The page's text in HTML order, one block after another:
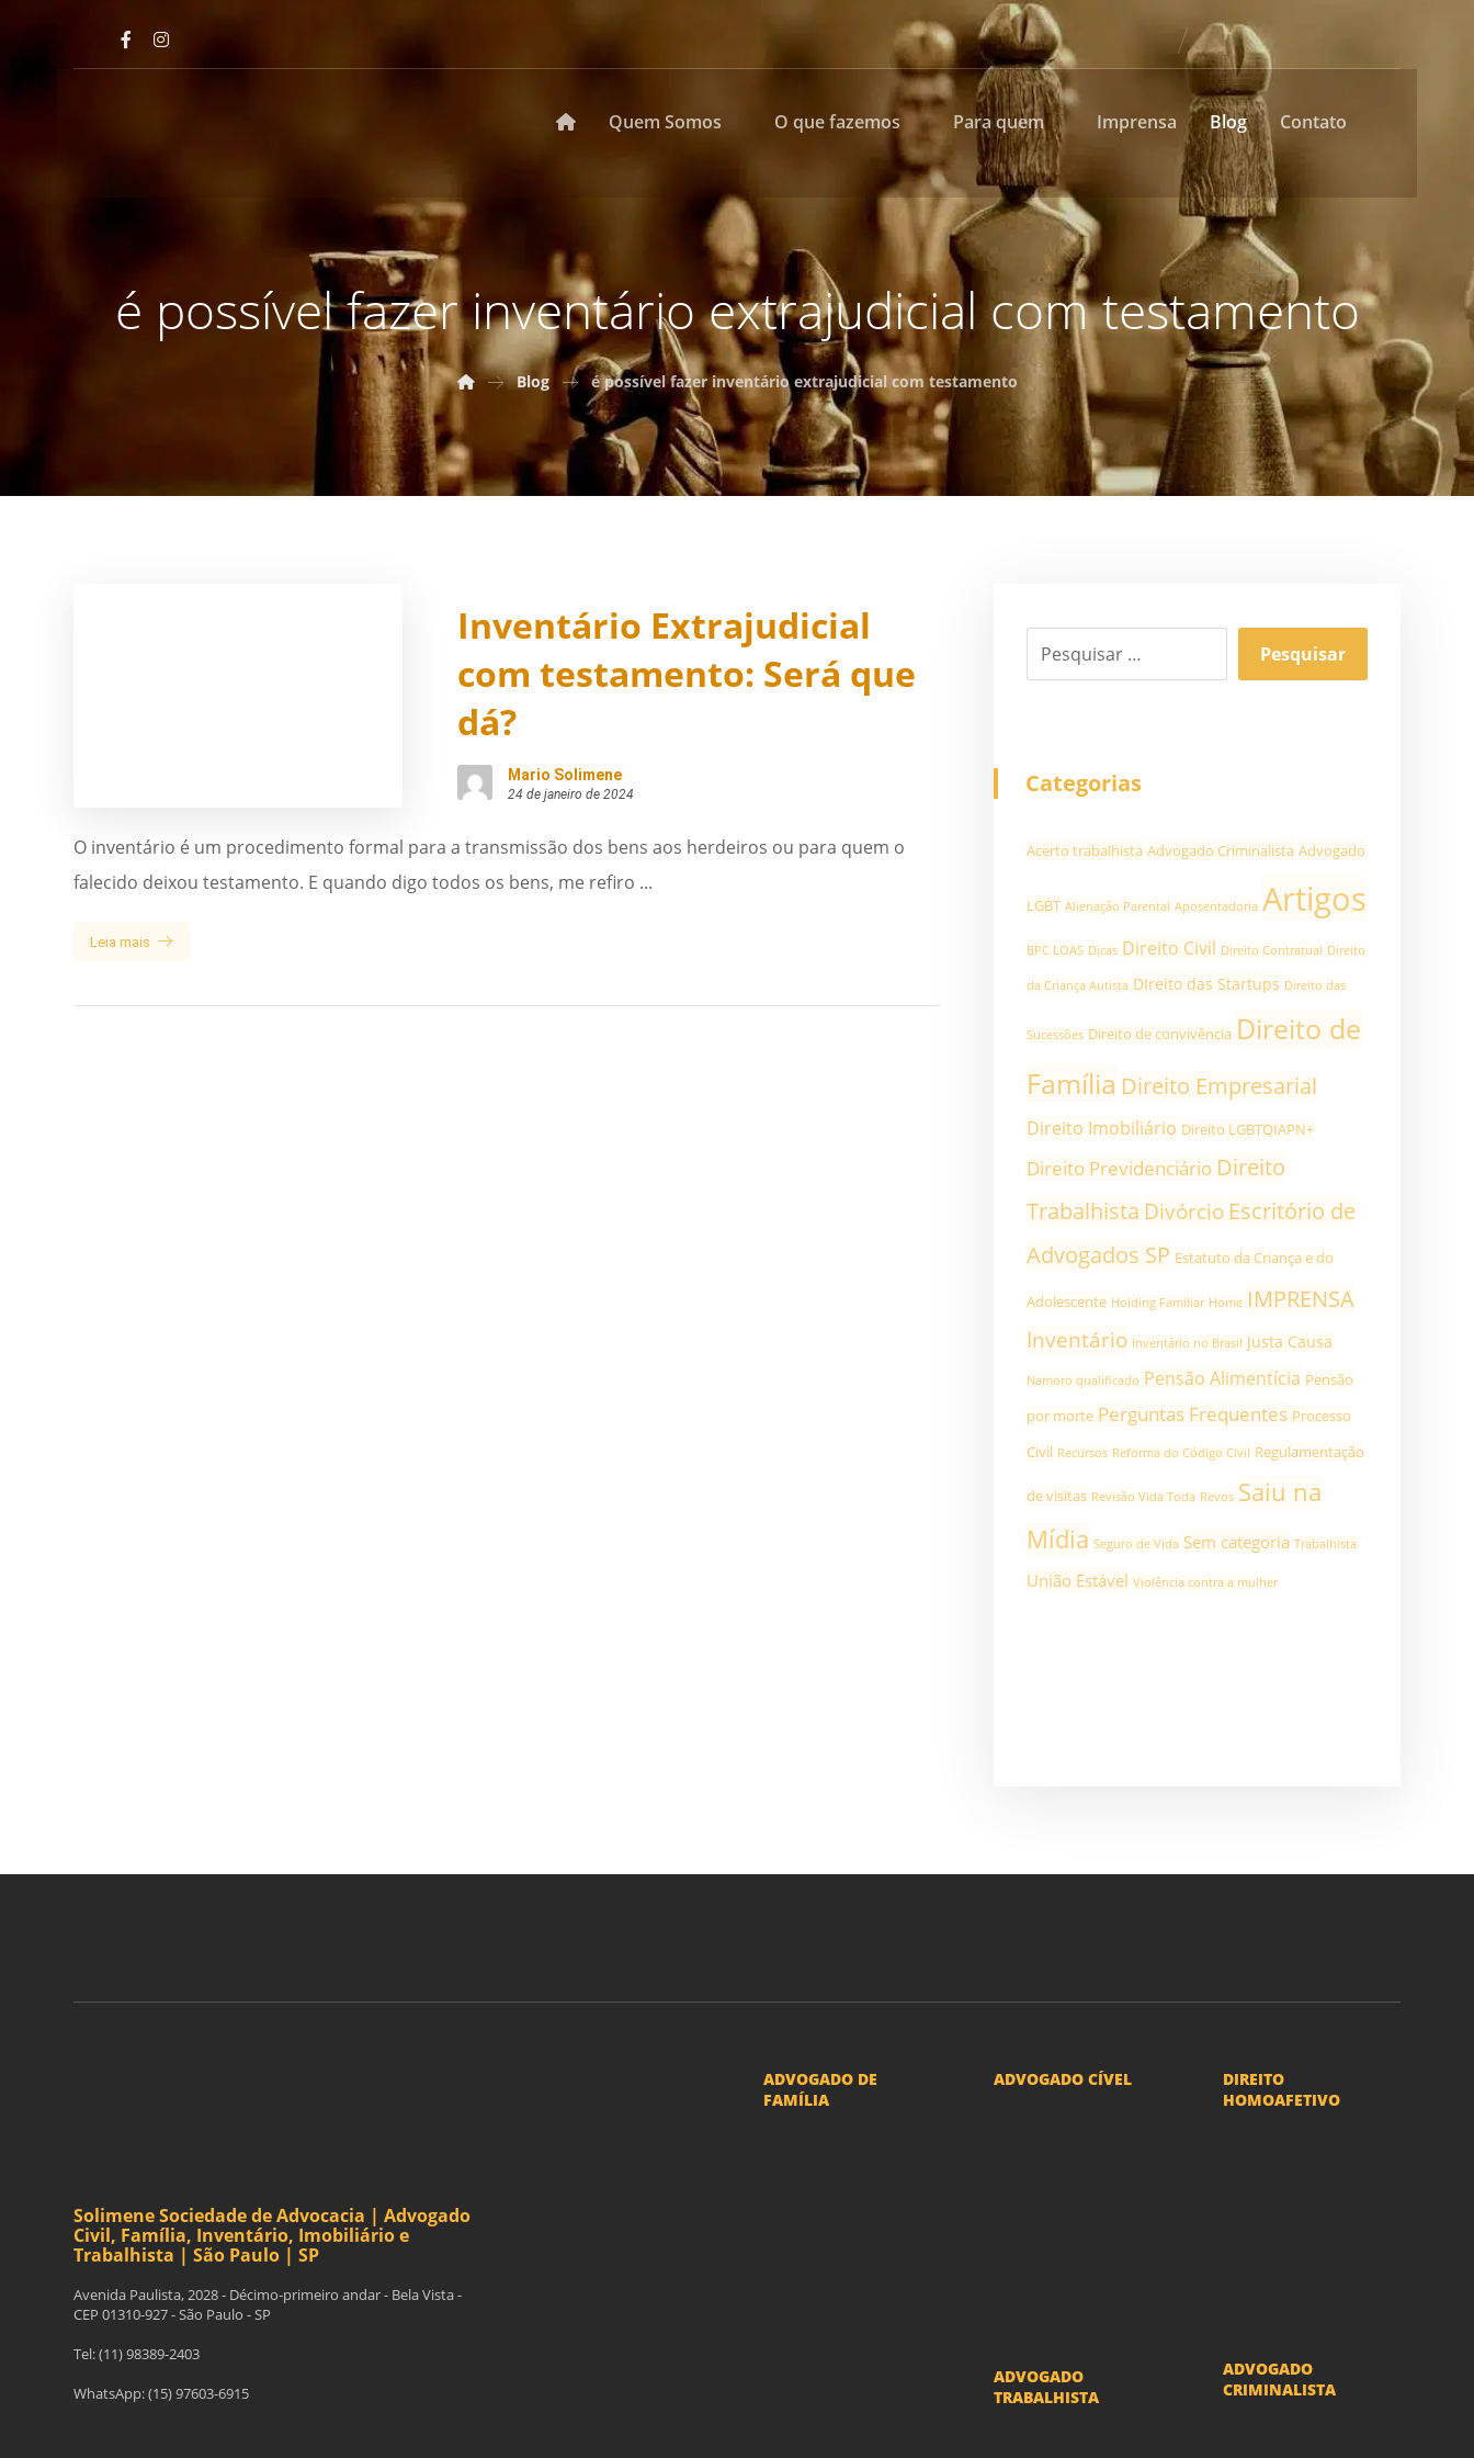
Quem Somos O que fazemos Para quem Imprensa Blog Contato
é possível fazer inventário extrajudicial com testamento
Blog é possível fazer inventário extrajudicial com testamento
Inventário Extrajudicial
com testamento: Será que
dá?
Mario Solimene
24 de janeiro de 2024
O inventário é um procedimento formal para a transmissão dos bens aos herdeiros ou para quem o
falecido deixou testamento. E quando digo todos os bens, me refiro ...
Leia mais
Categorias
Acerto trabalhista Advogado Criminalista Advogado
LGBT Alienação Parental Aposentadoria Artigos
BPC LOAS Dicas Direito Civil Direito Contratual Direito
da Criança Autista DIreito das Startups Direito das
Sucessões Direito de convivência Direito de
Família Direito Empresarial
Direito Imobiliário Direito LGBTQIAPN+
Direito Previdenciário Direito
Trabalhista Divórcio Escritório de
Advogados SP Estatuto da Criança e do
Adolescente Holding Familiar Home IMPRENSA
Inventário Inventário no Brasil Justa Causa
Namoro qualificado Pensão Alimentícia Pensão
por morte Perguntas Frequentes Processo
Civil Recursos Reforma do Código Civil Regulamentação
de visitas Revisão Vida Toda Revos Saiu na
Mídia Seguro de Vida Sem categoria Trabalhista
União Estável Violência contra a mulher
Solimene Sociedade de Advocacia | Advogado
Civil, Família, Inventário, Imobiliário e
Trabalhista | São Paulo | SP
Avenida Paulista, 2028 - Décimo-primeiro andar - Bela Vista -
CEP 01310-927 - São Paulo - SP
Tel: (11) 98389-2403
WhatsApp: (15) 97603-6915
ADVOGADO DE
FAMÍLIA
ADVOGADO CÍVEL
ADVOGADO
TRABALHISTA
DIREITO
HOMOAFETIVO
ADVOGADO
CRIMINALISTA